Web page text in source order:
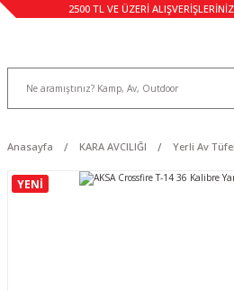
2500 TL VE ÜZERİ
Anasayfa KARA AVCILIĞI Yerli Av
YENİ